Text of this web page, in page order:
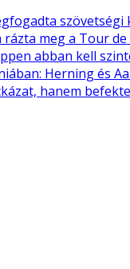
meg a Tour de
abban kell
Herning és
hanem